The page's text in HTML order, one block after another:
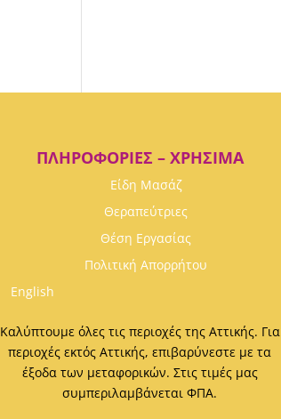
ΠΛΗΡΟΦΟΡΊΕΣ – ΧΡΉΣΙΜΑ
Είδη Μασάζ
Θεραπεύτριες
Θέση Εργασίας
Πολιτική Απορρήτου
English
Καλύπτουμε όλες τις περιοχές της Αττικής. Για
περιοχές εκτός Αττικής, επιβαρύνεστε με τα
έξοδα των μεταφορικών. Στις τιμές μας
συμπεριλαμβάνεται ΦΠΑ.